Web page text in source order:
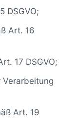
DSGVO;
Art. 16
17 DSGVO;
Verarbeitung
Art. 19